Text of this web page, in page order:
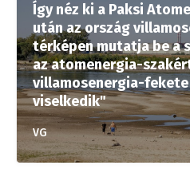
Így néz ki a Paksi
után az ország
térképen mutatja be a
az atomenergia-
villamosenergia-
viselkedik"
VG